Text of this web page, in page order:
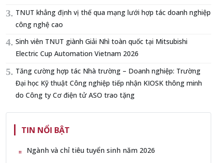
TNUT khẳng định vị thế qua mạng lưới hợp tác doanh nghiệp
công nghệ cao
Sinh viên TNUT giành Giải Nhì toàn quốc tại Mitsubishi
Electric Cup Automation Vietnam 2026
Tăng cường hợp tác Nhà trường – Doanh nghiệp: Trường
Đại học Kỹ thuật Công nghiệp tiếp nhận KIOSK thông minh
do Công ty Cơ điện tử ASO trao tặng
TIN NỔI BẬT
Ngành và chỉ tiêu tuyển sinh năm 2026